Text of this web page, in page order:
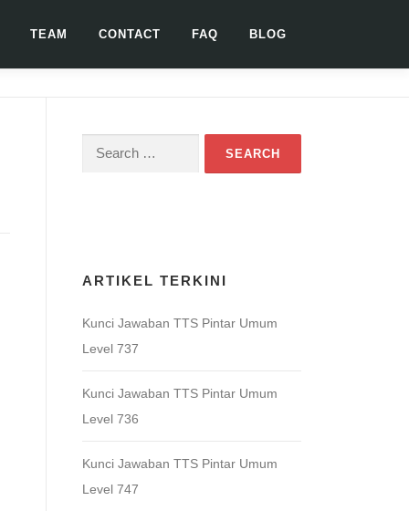
TEAM CONTACT FAQ BLOG
Search
ARTIKEL TERKINI
Kunci Jawaban TTS Pintar Umum
Level 737
Kunci Jawaban TTS Pintar Umum
Level 736
Kunci Jawaban TTS Pintar Umum
Level 747